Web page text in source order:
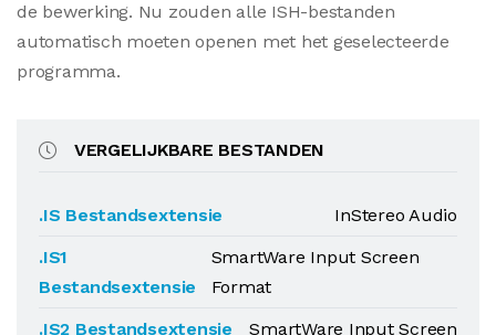
de bewerking. Nu zouden alle ISH-bestanden
automatisch moeten openen met het geselecteerde
programma.
VERGELIJKBARE BESTANDEN
.IS Bestandsextensie
InStereo Audio
.IS1
Bestandsextensie
SmartWare Input Screen
Format
.IS2 Bestandsextensie
SmartWare Input Screen